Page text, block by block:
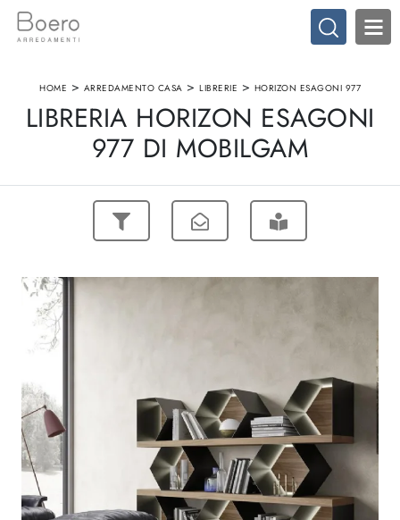
HOME > ARREDAMENTO CASA > LIBRERIE > HORIZON ESAGONI 977
LIBRERIA HORIZON ESAGONI
977 DI MOBILGAM